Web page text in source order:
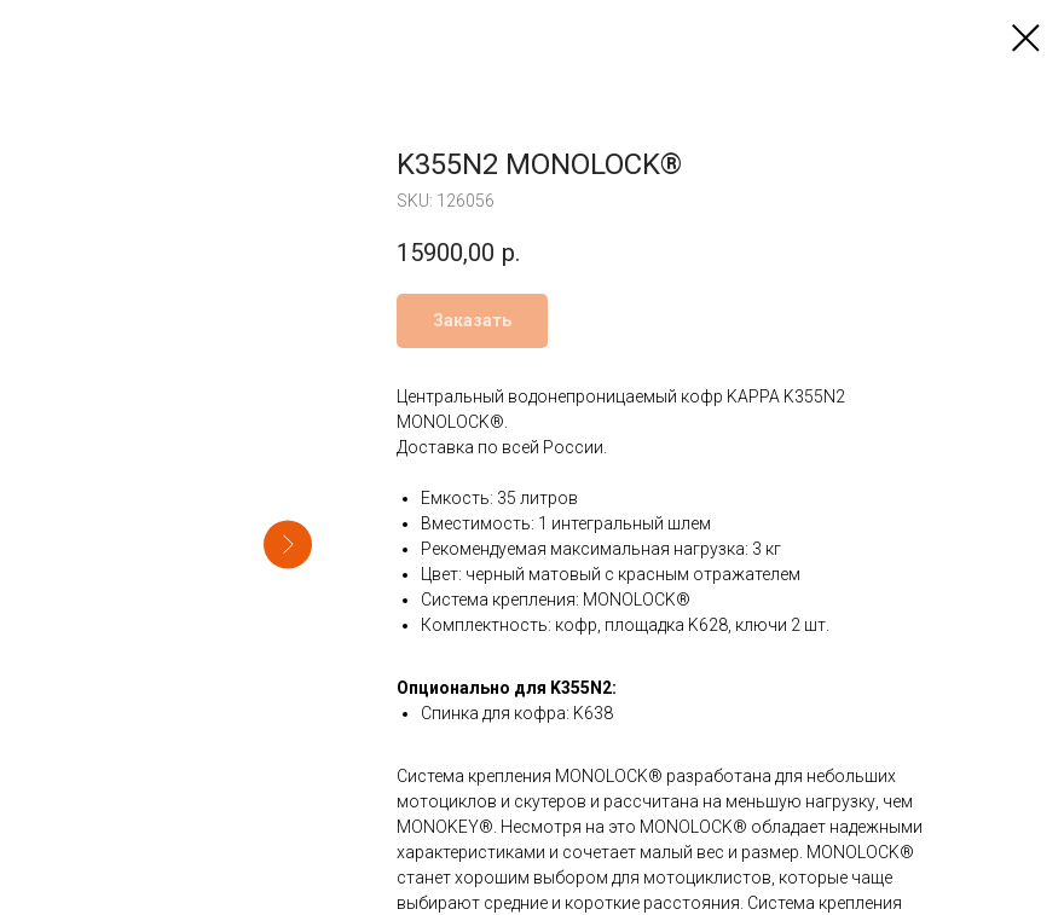
K355N2 MONOLOCK®
SKU: 126056
15900,00 р.
Заказать
Центральный водонепроницаемый кофр KAPPA K355N2
MONOLOCK®.
Доставка по всей России.
Емкость: 35 литров
Вместимость: 1 интегральный шлем
Рекомендуемая максимальная нагрузка: 3 кг
Цвет: черный матовый с красным отражателем
Система крепления: MONOLOCK®
Комплектность: кофр, площадка K628, ключи 2 шт.
Опционально для K355N2:
Спинка для кофра: K638
Система крепления MONOLOCK® разработана для небольших
мотоциклов и скутеров и рассчитана на меньшую нагрузку, чем
MONOKEY®. Несмотря на это MONOLOCK® обладает надежными
характеристиками и сочетает малый вес и размер. MONOLOCK®
станет хорошим выбором для мотоциклистов, которые чаще
выбирают средние и короткие расстояния. Система крепления